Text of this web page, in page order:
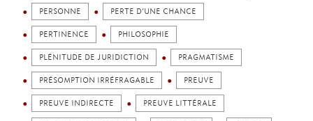
PERSONNE PERTE D’UNE CHANCE
PERTINENCE PHILOSOPHIE
PLÉNITUDE DE JURIDICTION PRAGMATISME
PRÉSOMPTION IRRÉFRAGABLE PREUVE
PREUVE INDIRECTE PREUVE LITTÉRALE